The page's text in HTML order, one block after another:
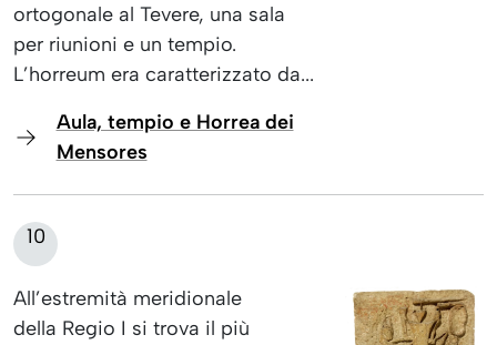
ortogonale al Tevere, una sala
per riunioni e un tempio.
L’horreum era caratterizzato da...
Aula, tempio e Horrea dei
Mensores
10
All’estremità meridionale
della Regio I si trova il più